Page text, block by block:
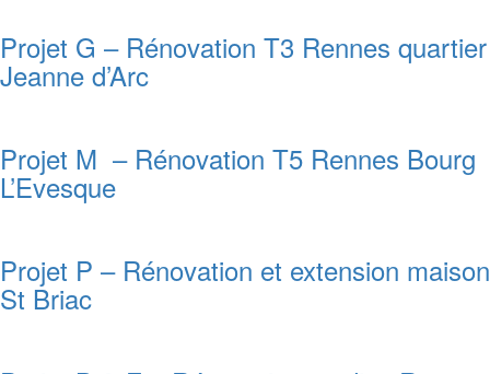
Projet G – Rénovation T3 Rennes quartier
Jeanne d’Arc
Projet M – Rénovation T5 Rennes Bourg
L’Evesque
Projet P – Rénovation et extension maison
St Briac